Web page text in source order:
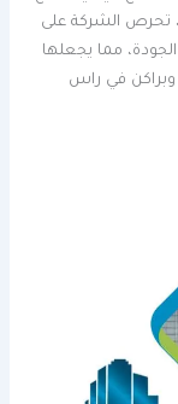
تحرص الشركة على
مما يجعلها
وبراكن في راس